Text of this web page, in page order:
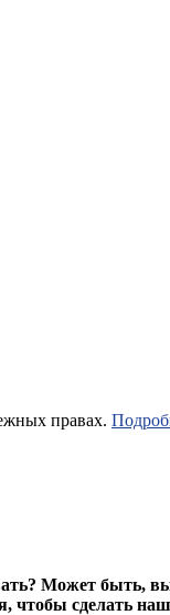
правах.
Может быть,
чтобы сделать